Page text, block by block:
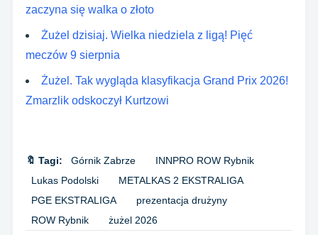
zaczyna się walka o złoto
Żużel dzisiaj. Wielka niedziela z ligą! Pięć
meczów 9 sierpnia
Żużel. Tak wygląda klasyfikacja Grand Prix 2026!
Zmarzlik odskoczył Kurtzowi
🔖 Tagi: Górnik Zabrze
INNPRO ROW Rybnik
Lukas Podolski
METALKAS 2 EKSTRALIGA
PGE EKSTRALIGA
prezentacja drużyny
ROW Rybnik
żużel 2026